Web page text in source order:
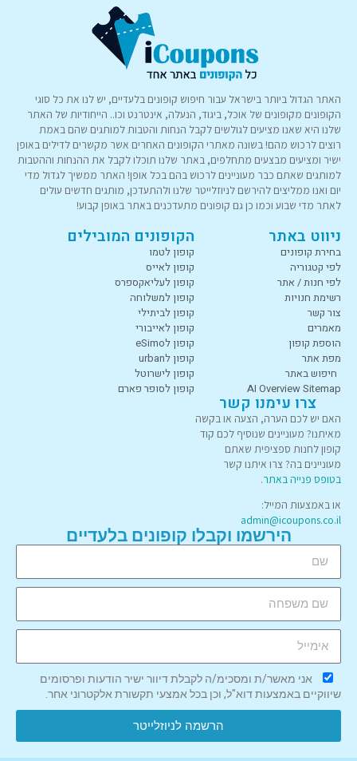
האתר הגדול ביותר בישראל עבור חיפוש קופונים בלעדיים, יש לנו את כל סוגי
הקופונים מקופונים של אוכל, ביגוד, הנעלה, אינטרנט וכו.. הייחודיות של האתר
שלנו היא שאנו מציעים לגולשים לקבל הנחות והטבות למותגים שהם באמת
רוצים לרכוש מהם! בשונה מאתרי הקופונים האחרים אשר מקשרים לדילים באופן
ישיר ומציעים מבצעים מתחלפים, באתר שלנו תוכלו לקבל את ההנחות וההטבות
למותגים שאתם כבר מעוניינים לרכוש בהם בכל אופן! האתר ממשיך לגדול מדי
יום ואנו ממליצים להירשם לניוזלייטר שלנו ולהתעדכן, מותגים חדשים עולים
לאתר מדי שבוע וכמו כן גם קופונים מתעדכנים באתר באופן קבוע!
ניווט באתר
בחירת קופונים
לפי קטגוריה
לפי חנות / אתר
רשימת חנויות
צור קשר
מאמרים
הוספת קופון
מפת אתר
חיפוש באתר
AI Overview Sitemap
הקופונים המובילים
קופון לטמו
קופון לאייס
קופון לעליאקספרס
קופון למשלוחה
קופון לביתילי
קופון לאייבורי
קופון לeSimo
קופון לurban
קופון לישרוטל
קופון לסופר פארם
צרו עימנו קשר
האם יש לכם הערה, הצעה או בקשה
מאיתנו? מעוניינים שנוסיף לכם קוד
קופון לחנות ספציפית שאתם
מעוניינים בה? צרו איתנו קשר
בטופס פנייה באתר.
או באמצעות המייל:
admin@icoupons.co.il
הירשמו וקבלו קופונים בלעדיים
אני מאשר/ת ומסכימ/ה לקבלת דיוור ישיר הודעות ופרסומים
שיווקיים באמצעות דוא"ל, וכן בכל אמצעי תקשורת אלקטרוני אחר.
הרשמה לניוזלייטר